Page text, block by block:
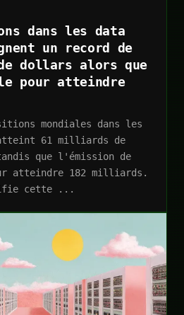
dans les data
un record de
dollars alors que
pour atteindre
mondiales dans les
61 milliards de
que l'émission de
atteindre 182 milliards.
cette ...